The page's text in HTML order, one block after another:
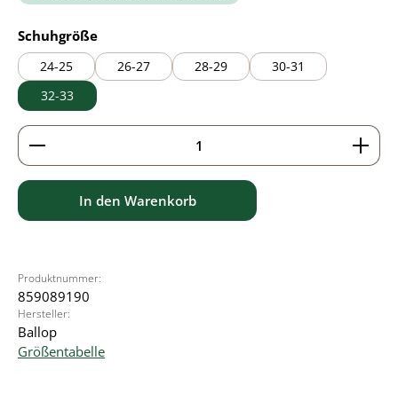
Schuhgrößeauswählen
24-25 26-27 28-29
30-31
32-33
Produkt Anzahl: Gib den gewünschten Wert ein
In den Warenkorb
Produktnummer:
859089190
Hersteller:
Ballop
Größentabelle